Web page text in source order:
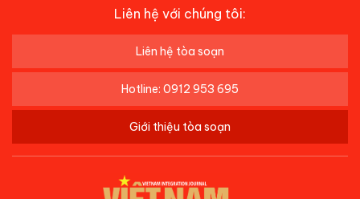
Liên hệ với chúng tôi:
Liên hệ tòa soạn
Hotline: 0912 953 695
Giới thiệu tòa soạn